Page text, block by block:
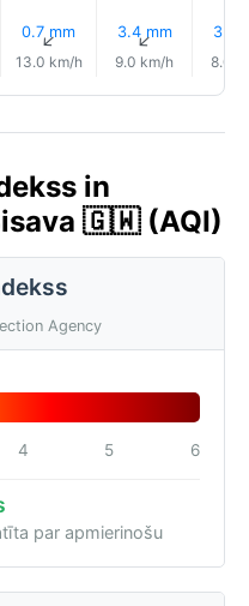
0.7 mm
↑
13.0 km/h
3.4 mm
↑
9.0 km/h
3.2
8.0
in
🇬🇼 (AQI)
Agency
4 5 6
par apmierinošu